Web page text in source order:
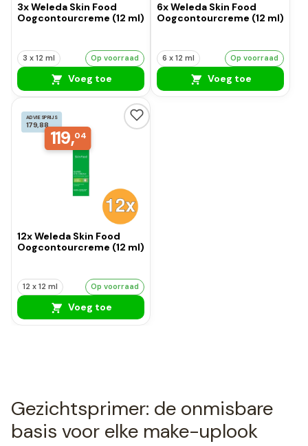
3x Weleda Skin Food
Oogcontourcreme (12 ml)
3 x 12 ml Op voorraad
Voeg toe
6x Weleda Skin Food
Oogcontourcreme (12 ml)
6 x 12 ml Op voorraad
Voeg toe
ADVIESPRIJS
179,88
119,04
12x Weleda Skin Food
Oogcontourcreme (12 ml)
12 x 12 ml Op voorraad
Voeg toe
Gezichtsprimer: de onmisbare
basis voor elke make-uplook